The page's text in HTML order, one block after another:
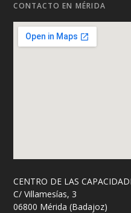
CONTACTO EN MÉRIDA
CENTRO DE LAS
C/ Villamesías, 3
06800 Mérida (Badajoz)